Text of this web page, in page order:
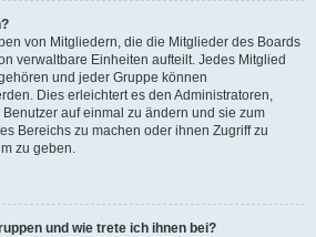
von Mitgliedern, die die Mitglieder des Boards
verwaltbare Einheiten aufteilt. Jedes Mitglied
und jeder Gruppe können
Dies erleichtert es den Administratoren,
auf einmal zu ändern und sie zum
Bereichs zu machen oder ihnen Zugriff zu
zu geben.
und wie trete ich ihnen bei?